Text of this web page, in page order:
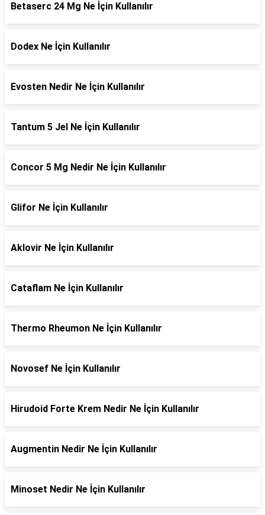
Betaserc 24 Mg Ne İçin Kullanılır
Dodex Ne İçin Kullanılır
Evosten Nedir Ne İçin Kullanılır
Tantum 5 Jel Ne İçin Kullanılır
Concor 5 Mg Nedir Ne İçin Kullanılır
Glifor Ne İçin Kullanılır
Aklovir Ne İçin Kullanılır
Cataflam Ne İçin Kullanılır
Thermo Rheumon Ne İçin Kullanılır
Novosef Ne İçin Kullanılır
Hirudoid Forte Krem Nedir Ne İçin Kullanılır
Augmentin Nedir Ne İçin Kullanılır
Minoset Nedir Ne İçin Kullanılır